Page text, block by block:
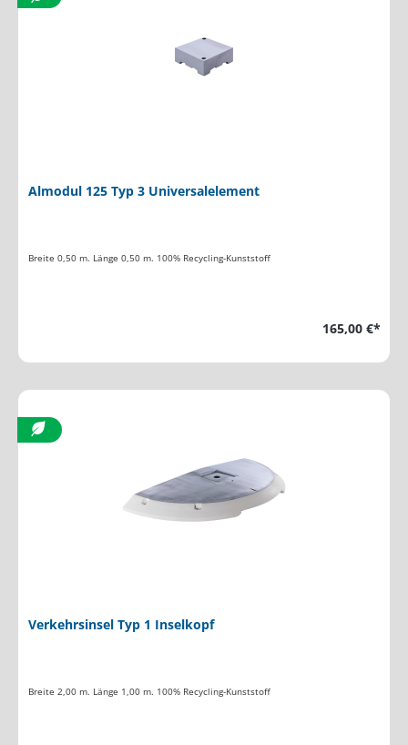
Almodul 125 Typ 3 Universalelement
Breite 0,50 m. Länge 0,50 m. 100% Recycling-Kunststoff
165,00 €*
Verkehrsinsel Typ 1 Inselkopf
Breite 2,00 m. Länge 1,00 m. 100% Recycling-Kunststoff